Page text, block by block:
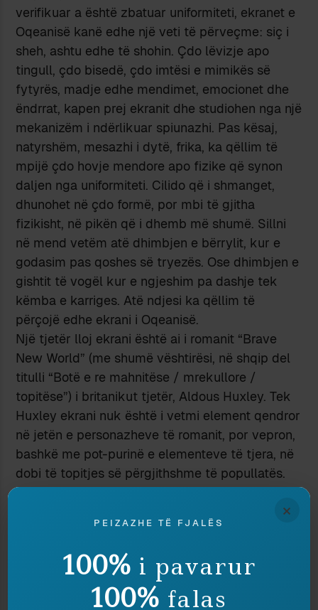
verifikuar a është zbatuar uniformiteti, ekranet e
Oqeanisë kanë edhe një veti të përveçme: siç i
sheh, ashtu edhe të shohin. Çdo lëvizje apo
tingull, çdo bisedë, çdo imtësi e mimikës së
fytyrës, madje edhe mendimet, emocionet dhe
ëndrrat, kapen prej ekranit dhe studiohen nga një
mekanizëm i ndërlikuar spiunazhi. Pas kësaj,
natyrshëm, mesazhi i dytë, frika, ka qëllim të
mpijë çdo hovje mendore apo fizike që synon
daljen nga uniformiteti. Cilido që i shmanget,
dhunohet në çdo formë, por mbi të gjitha
fizikisht, në pikën që i dhemb më shumë. Sillni
në mend vetëm atë dhimbjen e bërrylit, kur e
godasim pas qoshes së tryezës. Ose dhimbjen e
gishtit të vogël kur e ngjeshim pa dashje tek
këmba e karriges. Atë ndjesi ka qëllim të
përçojë edhe ekrani i Oqeanisë.
Një tjetër lloj ekrani është ai i romanit “Brave
New World” (me shumë vështirësi, në shqip del
titulli “Botë e re mahnitëse / mrekullore /
topitëse”) i britanikut tjetër, Aldous Huxley. Tek
Huxley ekrani nuk është i vetmi element qendror
në jetën e personazheve të romanit, por vepron,
bashkë me pot-purinë e elementeve të tjera, në
dobi të topitjes së përgjithshme të popullatës.
Teksa elementi që paralizon njeriun tek “1984”
është frika, tek “Botë e re” popullata zaptohet
prej mësymjes së argëtimit, kënaqësisë, shijimit
lëndor. Njerëzit jetojnë vetëm për kënaqësi,
pothuaj pa asgjë shpirtërore dhe emocionale
mes atyre shijimeve, dhe krejt të zhveshur nga
×
PEIZAZHE TË FJALËS
100% i pavarur
100% falas